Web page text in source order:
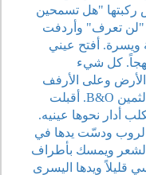
ركبتها "هل تسمحين
"لن تعرف" وأردفت
أفتح عيني
كل شيء
وعلى الأرفف
وأسطوانات وجهاز ستريو من النوع الثمين B&O. أقبلت
أدار نحوها عينيه.
ودسّت يدها في
الشعر ويمسك بأطراف
قليلاً ويدها اليسرى